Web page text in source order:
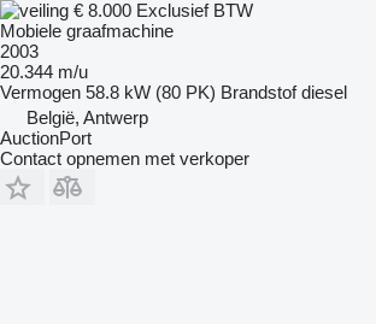
€ 8.000 Exclusief BTW
Mobiele graafmachine
2003
20.344 m/u
Vermogen 58.8 kW (80 PK) Brandstof diesel
België, Antwerp
AuctionPort
Contact opnemen met verkoper